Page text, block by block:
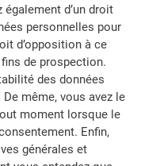
d’un droit
personnelles pour
d’opposition à ce
de prospection.
des données
même, vous avez le
moment lorsque le
Enfin,
générales et